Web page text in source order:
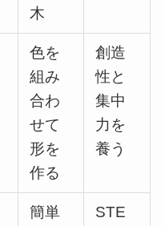
木
色を
組み
合わ
せて
形を
作る
創造
性と
集中
力を
養う
簡単
STE